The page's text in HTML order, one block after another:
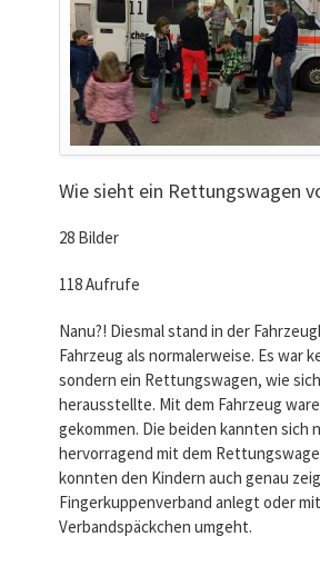
Wie sieht ein Rettungswagen
28 Bilder
118 Aufrufe
Nanu?! Diesmal stand in der
Fahrzeug als normalerweise. Es war
sondern ein Rettungswagen, wie
herausstellte. Mit dem Fahrzeug
gekommen. Die beiden kannten sich
hervorragend mit dem
konnten den Kindern auch genau
Fingerkuppenverband anlegt oder
Verbandspäckchen umgeht.